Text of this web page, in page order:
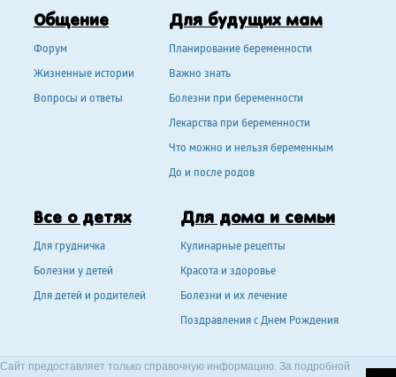
Общение
Форум
Жизненные истории
Вопросы и ответы
Для будущих мам
Планирование беременности
Важно знать
Болезни при беременности
Лекарства при беременности
Что можно и нельзя беременным
До и после родов
Все о детях
Для грудничка
Болезни у детей
Для детей и родителей
Для дома и семьи
Кулинарные рецепты
Красота и здоровье
Болезни и их лечение
Поздравления с Днем Рождения
Сайт предоставляет только справочную информацию. За подробной